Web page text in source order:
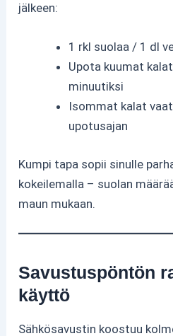
jälkeen:
1 rkl suolaa / 1 dl
Upota kuumat
minuutiksi
Isommat kalat
upotusajan
Kumpi tapa sopii sinulle
kokeilemalla – suolan
maun mukaan.
Savustuspöntön
käyttö
Sähkösavustin koostuu